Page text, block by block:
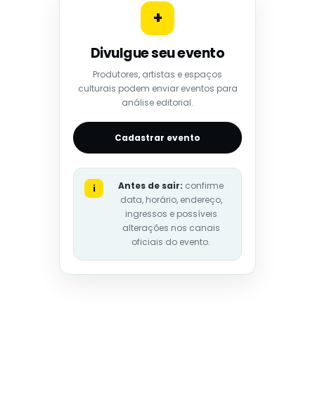
+
Divulgue seu evento
Produtores, artistas e espaços
culturais podem enviar eventos para
análise editorial.
Cadastrar evento
i Antes de sair: confirme
data, horário, endereço,
ingressos e possíveis
alterações nos canais
oficiais do evento.